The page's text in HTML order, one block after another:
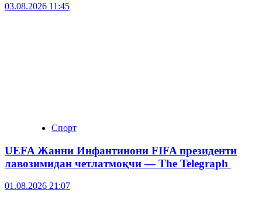
03.08.2026 11:45
Спорт
UEFA Жанни Инфантинони FIFA президенти
лавозимидан четлатмоқчи — The Telegraph
01.08.2026 21:07